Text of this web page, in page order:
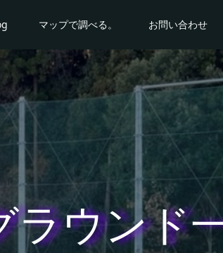
マップで調べる。 お問い合わせ
ラウンド